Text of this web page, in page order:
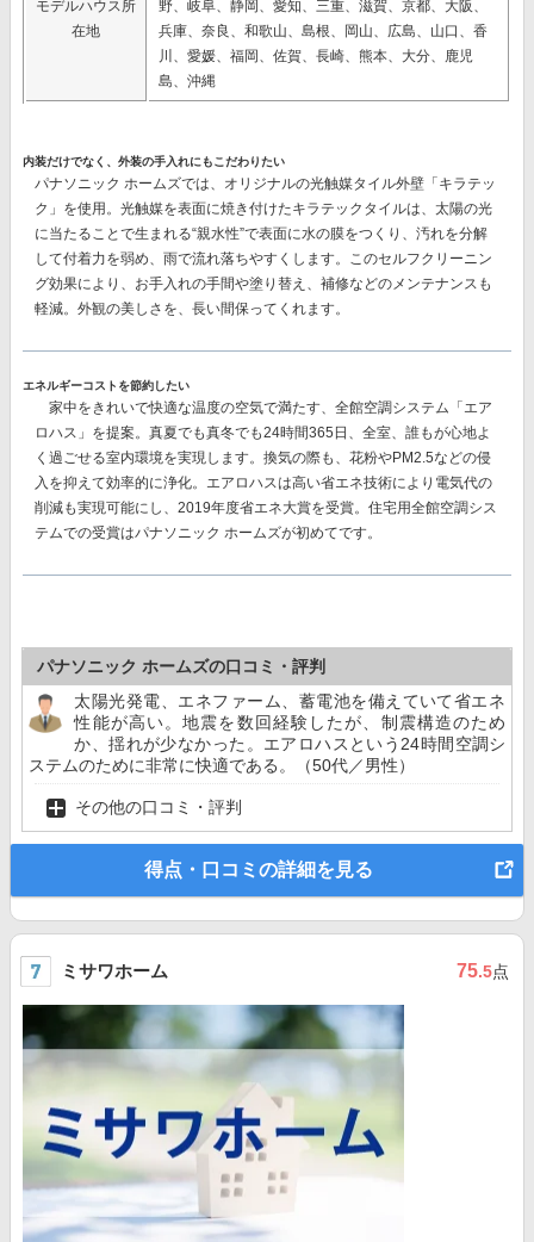
モデルハウス所
在地
野、岐阜、静岡、愛知、三重、滋賀、京都、大阪、
兵庫、奈良、和歌山、島根、岡山、広島、山口、香
川、愛媛、福岡、佐賀、長崎、熊本、大分、鹿児
島、沖縄
内装だけでなく、外装の手入れにもこだわりたい
パナソニック ホームズでは、オリジナルの光触媒タイル外壁「キラテッ
ク」 を使用。光触媒を表面に焼き付けたキラテックタイルは、太陽の光
に当たることで生まれる“親水性”で表面に水の膜をつくり、汚れを分解
して付着力を弱め、雨で流れ落ちやすくします。このセルフクリーニン
グ効果により、 お手入れの手間や塗り替え、補修などのメンテナンスも
軽減。 外観の美しさを、長い間保ってくれます。
エネルギーコストを節約したい
家中をきれいで快適な温度の空気で満たす、 全館空調システム「エア
ロハス」 を提案。真夏でも真冬でも24時間365日、全室、誰もが心地よ
く過ごせる室内環境を実現します。換気の際も、花粉やPM2.5などの侵
入を抑えて効率的に浄化。エアロハスは高い省エネ技術により電気代の
削減も実現可能にし、 2019年度省エネ大賞を受賞。 住宅用全館空調シス
テムでの受賞はパナソニック ホームズが初めてです。
パナソニック ホームズの口コミ・評判
太陽光発電、エネファーム、蓄電池を備えていて省エネ
性能が高い。地震を数回経験したが、制震構造のため
か、揺れが少なかった。エアロハスという24時間空調シ
ステムのために非常に快適である。（50代／男性）
その他の口コミ・評判
得点・口コミの詳細を見る
ミサワホーム 75.5点